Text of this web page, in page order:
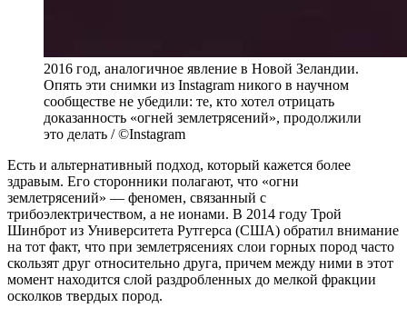
2016 год, аналогичное явление в Новой Зеландии.
Опять эти снимки из Instagram никого в научном
сообществе не убедили: те, кто хотел отрицать
доказанность «огней землетрясений», продолжили
это делать / ©Instagram
Есть и альтернативный подход, который кажется более
здравым. Его сторонники полагают, что «огни
землетрясений» — феномен, связанный с
трибоэлектричеством, а не ионами. В 2014 году Трой
Шинброт из Университета Рутгерса (США) обратил внимание
на тот факт, что при землетрясениях слои горных пород часто
скользят друг относительно друга, причем между ними в этот
момент находится слой раздробленных до мелкой фракции
осколков твердых пород.